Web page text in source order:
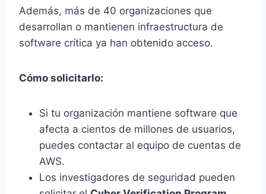
Además, más de 40 organizaciones que
desarrollan o mantienen infraestructura de
software crítica ya han obtenido acceso.
Cómo solicitarlo:
Si tu organización mantiene software que
afecta a cientos de millones de usuarios,
puedes contactar al equipo de cuentas de
AWS.
Los investigadores de seguridad pueden